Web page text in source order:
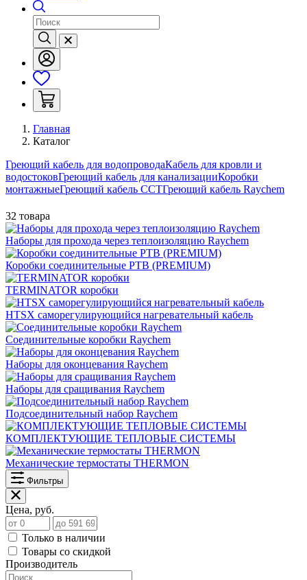
Главная
Каталог
Греющий кабель для водопроводаКабель для кровли и
водостоковГреющий кабель для канализацииКоробки
монтажныеГреющий кабель ССТГреющий кабель Raychem
32 товара
Наборы для прохода через теплоизоляцию Raychem
Коробки соединительные РТВ (PREMIUM)
TERMINATOR коробки
HTSX саморегулирующийся нагревательный кабель
Соединительные коробки Raychem
Наборы для оконцевания Raychem
Наборы для сращивания Raychem
Подсоединительный набор Raychem
КОМПЛЕКТУЮЩИЕ ТЕПЛОВЫЕ СИСТЕМЫ
Механические термостаты THERMON
Фильтры
Цена, руб.
Только в наличии
Товары со скидкой
Производитель